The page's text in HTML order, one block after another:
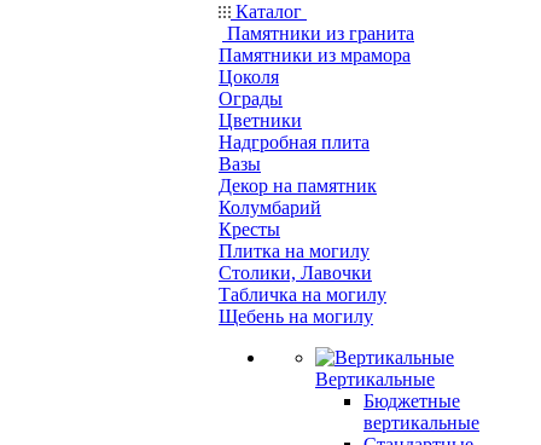
Каталог
Памятники из гранита
Памятники из мрамора
Цоколя
Ограды
Цветники
Надгробная плита
Вазы
Декор на памятник
Колумбарий
Кресты
Плитка на могилу
Столики, Лавочки
Табличка на могилу
Щебень на могилу
Вертикальные
Бюджетные
вертикальные